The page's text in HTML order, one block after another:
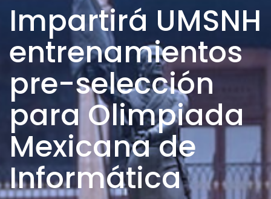
Impartirá UMSNH
entrenamientos
pre-selección
para Olimpiada
Mexicana de
Informática